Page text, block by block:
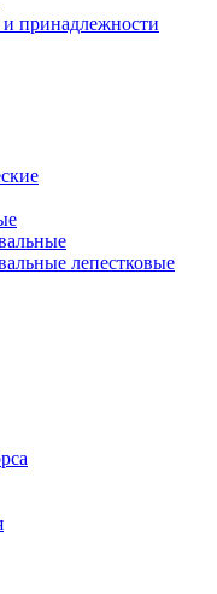
принадлежности
лепестковые